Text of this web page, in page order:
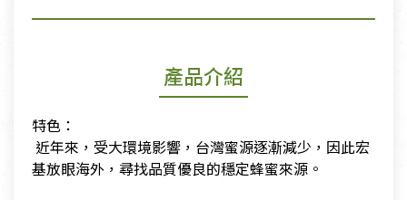
產品介紹
特色：
​ 近年來，受大環境影響，台灣蜜源逐漸減少，因此宏
基放眼海外，尋找品質優良的穩定蜂蜜來源。